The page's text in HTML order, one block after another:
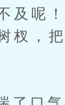
及呢
杈，